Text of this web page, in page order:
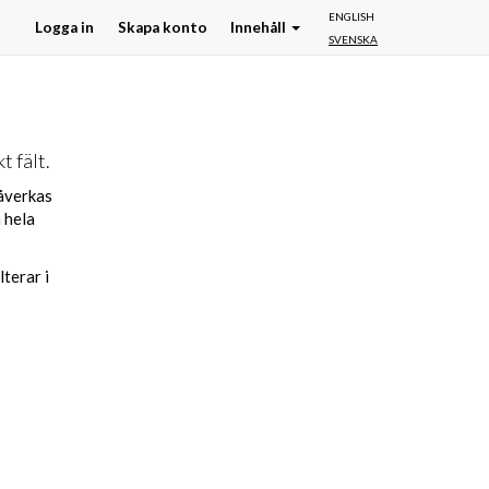
ENGLISH
SVENSKA
Logga in Skapa konto Innehåll
fält.
hela
i